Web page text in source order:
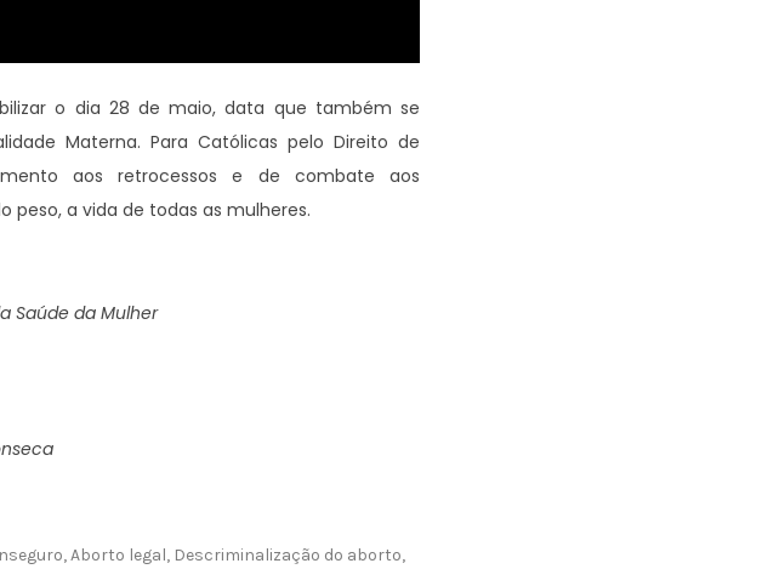
o dia 28 de maio, data que também se
Materna. Para Católicas pelo Direito de
aos retrocessos e de combate aos
a vida de todas as mulheres.
Saúde da Mulher
,Aborto legal, Descriminalização do aborto,